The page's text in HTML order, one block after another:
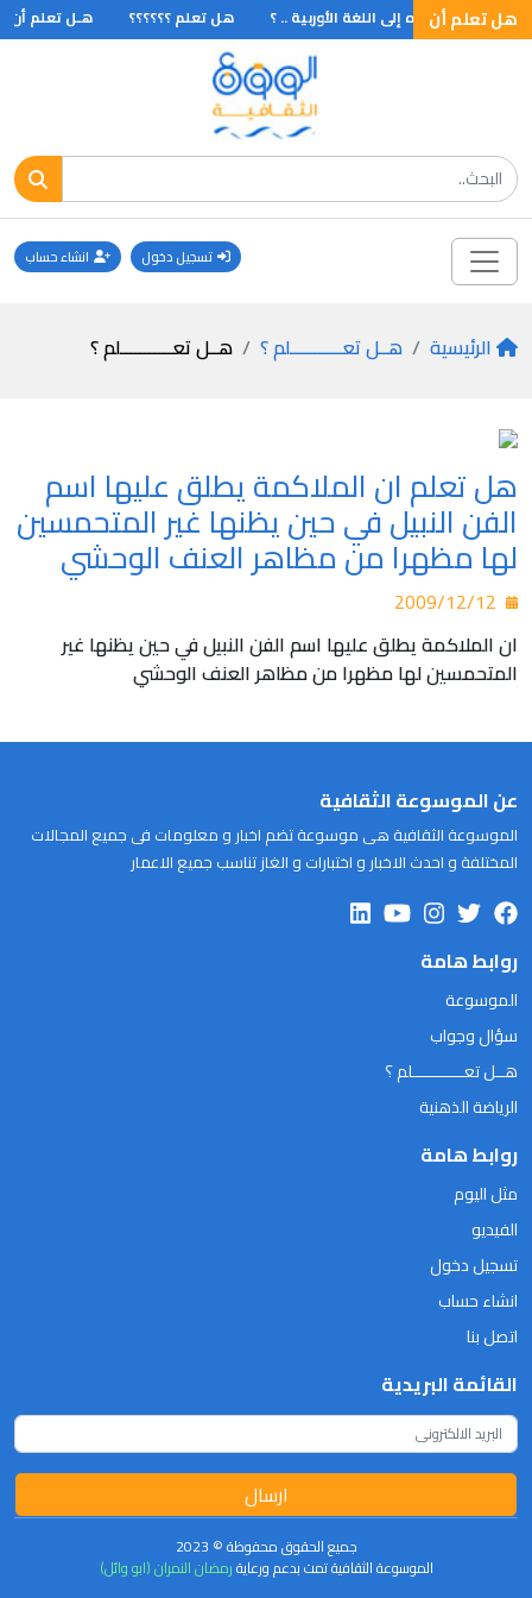
هل تعلم أن
يترجم شعره إلى اللغة الأوربية .. ؟ هل تعلم ؟؟؟؟؟؟ هـل تعلم أن
تسجيل دخول انشاء حساب
الرئيسية هــل تعـــــــــــلم ؟ هــل تعـــــــــــلم ؟
هل تعلم ان الملاكمة يطلق عليها اسم
الفن النبيل في حين يظنها غير المتحمسين
لها مظهرا من مظاهر العنف الوحشي
ان الملاكمة يطلق عليها اسم الفن النبيل في حين يظنها غير
المتحمسين لها مظهرا من مظاهر العنف الوحشي
عن الموسوعة الثقافية
الموسوعة الثقافية هى موسوعة تضم اخبار و معلومات فى جميع المجالات
المختلفة و احدث الاخبار و اختبارات و الغاز تناسب جميع الاعمار
روابط هامة
الموسوعة
سؤال وجواب
هــل تعـــــــــــلم ؟
الرياضة الذهنية
روابط هامة
مثل اليوم
الفيديو
تسجيل دخول
انشاء حساب
اتصل بنا
القائمة البريدية
ارسال
جميع الحقوق محفوظة © 2023
الموسوعة الثقافية تمت بدعم ورعايةرمضان النمران (ابو وائل)